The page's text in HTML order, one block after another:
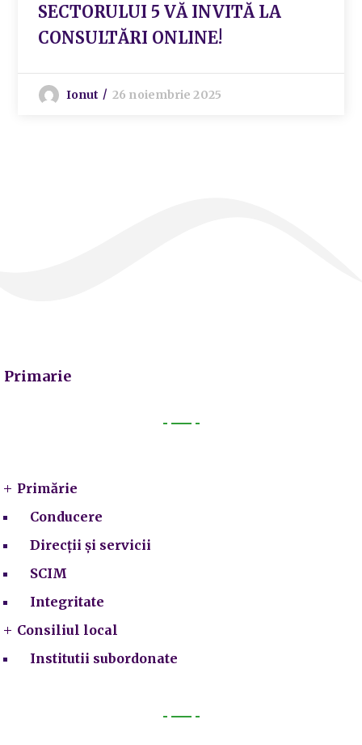
SECTORULUI 5 VĂ INVITĂ LA
CONSULTĂRI ONLINE!
Ionut 26 noiembrie 2025
Primarie
Primărie
Conducere
Direcții și servicii
SCIM
Integritate
Consiliul local
Institutii subordonate